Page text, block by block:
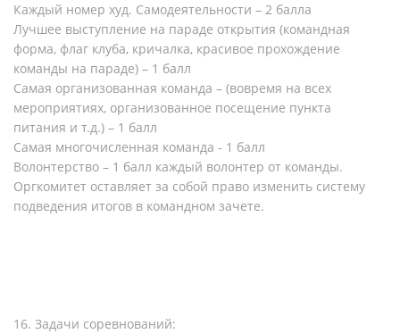
Каждый номер худ. Самодеятельности – 2 балла
Лучшее выступление на параде открытия (командная
форма, флаг клуба, кричалка, красивое прохождение
команды на параде) – 1 балл
Самая организованная команда – (вовремя на всех
мероприятиях, организованное посещение пункта
питания и т.д.) – 1 балл
Самая многочисленная команда - 1 балл
Волонтерство – 1 балл каждый волонтер от команды.
Оргкомитет оставляет за собой право изменить систему
подведения итогов в командном зачете.
16. Задачи соревнований: